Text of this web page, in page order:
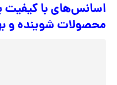
اسانس‌های با کیفیت
محصولات شوینده و